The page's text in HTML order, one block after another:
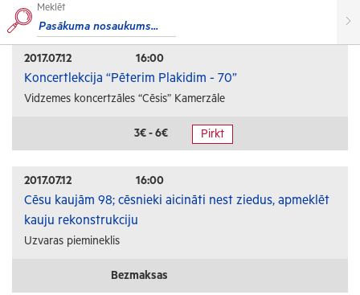
Izstādes
Koncerti
Izrādes
Festivāli un svētki
Kino
Citi pasākumi
Sports
Florbols
Slēpošana
Meklēt
2017.07.12 16:00
Koncertlekcija “Pēterim Plakidim - 70”
Vidzemes koncertzāles “Cēsis” Kamerzāle
3€ - 6€ Pirkt
2017.07.12 16:00
Cēsu kaujām 98; cēsnieki aicināti nest ziedus, apmeklēt
kauju rekonstrukciju
Uzvaras piemineklis
Bezmaksas